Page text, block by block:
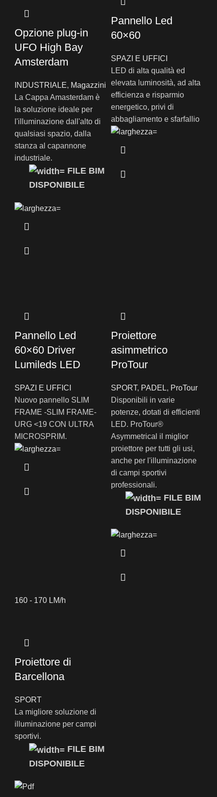
Opzione plug-in
UFO High Bay
Amsterdam
INDUSTRIALE, Magazzini
La Cappa Amasterdam è
la soluzione ideale per
l'illuminazione dall'alto di
qualsiasi spazio, dalla
stanza al capannone
industriale.
FILE BIM
DISPONIBILE
Pannello Led
60×60
SPAZI E UFFICI
LED di alta qualità ed
elevata luminosità, ad alta
efficienza e risparmio
energetico, privi di
abbagliamento e sfarfallio
Pannello Led
60×60 Driver
Lumileds LED
SPAZI E UFFICI
Nuovo pannello SLIM
FRAME -SLIM FRAME-
URG <19 CON ULTRA
MICROSPRIM.
Proiettore
asimmetrico
ProTour
SPORT, PADEL, ProTour
Disponibili in varie
potenze, dotati di efficienti
LED. ProTour®
Asymmetrical il miglior
proiettore per tutti gli usi,
anche per l'illuminazione
di campi sportivi
professionali.
FILE BIM
DISPONIBILE
160 - 170 LM/h
Proiettore di
Barcellona
SPORT
La migliore soluzione di
illuminazione per campi
sportivi.
FILE BIM
DISPONIBILE